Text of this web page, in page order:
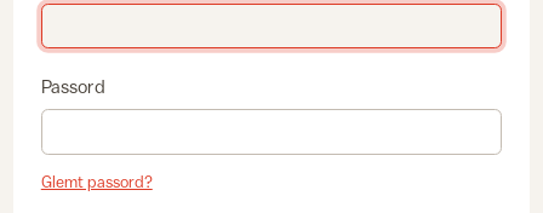
Passord
Glemt passord?